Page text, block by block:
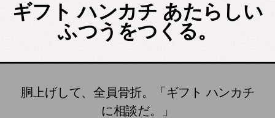
ギフト ハンカチ あたらしい
ふつうをつくる。
胴上げして、全員骨折。「ギフト ハンカチ
に相談だ。」